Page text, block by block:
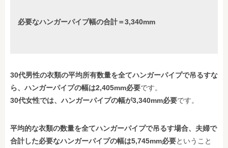
必要なハンガーパイプ幅の合計＝3,340mm
30代男性の衣類の平均所有数量を全てハンガーパイプで吊るすな
ら、ハンガーパイプの幅は2,405mm必要です。
30代女性では、ハンガーパイプの幅が3,340mm必要です。
平均的な衣類の数量を全てハンガーパイプで吊るす場合、夫婦で
合計した必要なハンガーパイプの幅は5,745mm必要ということ